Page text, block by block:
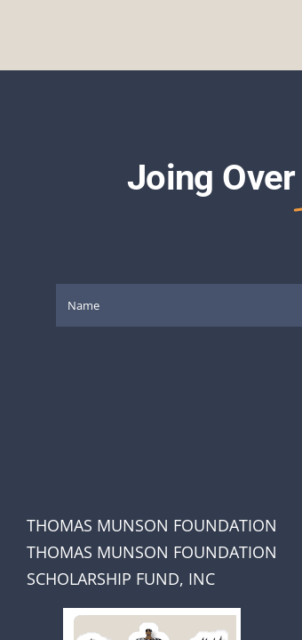
Joing Over
THOMAS MUNSON FOUNDATION
THOMAS MUNSON FOUNDATION
SCHOLARSHIP FUND, INC